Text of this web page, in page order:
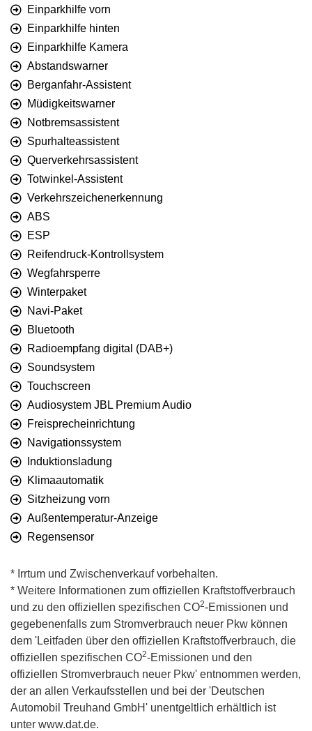
Einparkhilfe vorn
Einparkhilfe hinten
Einparkhilfe Kamera
Abstandswarner
Berganfahr-Assistent
Müdigkeitswarner
Notbremsassistent
Spurhalteassistent
Querverkehrsassistent
Totwinkel-Assistent
Verkehrszeichenerkennung
ABS
ESP
Reifendruck-Kontrollsystem
Wegfahrsperre
Winterpaket
Navi-Paket
Bluetooth
Radioempfang digital (DAB+)
Soundsystem
Touchscreen
Audiosystem JBL Premium Audio
Freisprecheinrichtung
Navigationssystem
Induktionsladung
Klimaautomatik
Sitzheizung vorn
Außentemperatur-Anzeige
Regensensor
* Irrtum und Zwischenverkauf vorbehalten.
* Weitere Informationen zum offiziellen Kraftstoffverbrauch
und zu den offiziellen spezifischen CO2-Emissionen und
gegebenenfalls zum Stromverbrauch neuer Pkw können
dem 'Leitfaden über den offiziellen Kraftstoffverbrauch, die
offiziellen spezifischen CO2-Emissionen und den
offiziellen Stromverbrauch neuer Pkw' entnommen werden,
der an allen Verkaufsstellen und bei der 'Deutschen
Automobil Treuhand GmbH' unentgeltlich erhältlich ist
unter www.dat.de.